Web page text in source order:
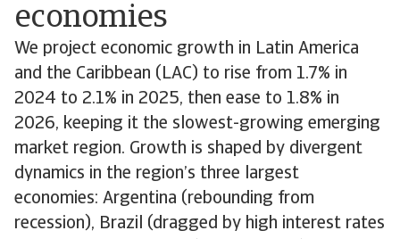
economies
We project economic growth in Latin America
and the Caribbean (LAC) to rise from 1.7% in
2024 to 2.1% in 2025, then ease to 1.8% in
2026, keeping it the slowest-growing emerging
market region. Growth is shaped by divergent
dynamics in the region’s three largest
economies: Argentina (rebounding from
recession), Brazil (dragged by high interest rates